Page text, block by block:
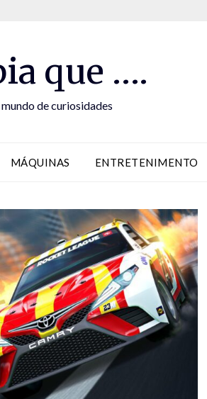
que ….
de curiosidades
MÁQUINAS ENTRETENIMENTO